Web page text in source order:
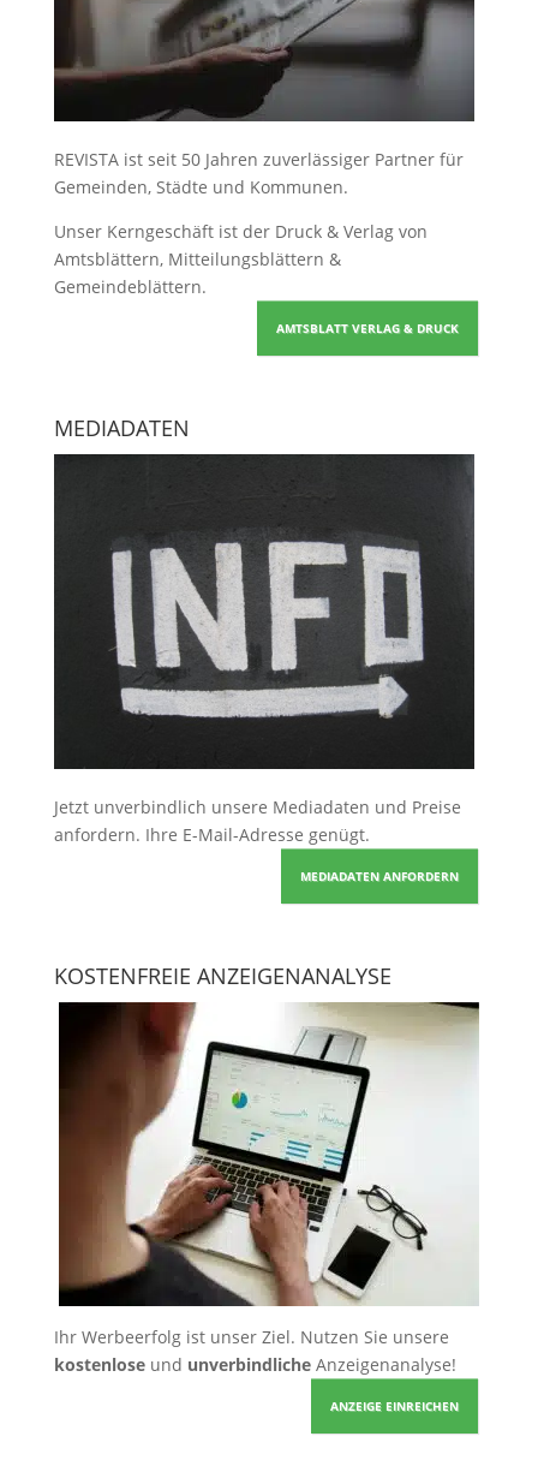
REVISTA ist seit 50 Jahren zuverlässiger Partner für
Gemeinden, Städte und Kommunen.
Unser Kerngeschäft ist der Druck & Verlag von
Amtsblättern, Mitteilungsblättern &
Gemeindeblättern.
AMTSBLATT VERLAG & DRUCK
MEDIADATEN
Jetzt unverbindlich unsere Mediadaten und Preise
anfordern. Ihre E-Mail-Adresse genügt.
MEDIADATEN ANFORDERN
KOSTENFREIE ANZEIGENANALYSE
Ihr Werbeerfolg ist unser Ziel. Nutzen Sie unsere
kostenloseund unverbindlicheAnzeigenanalyse!
ANZEIGE EINREICHEN